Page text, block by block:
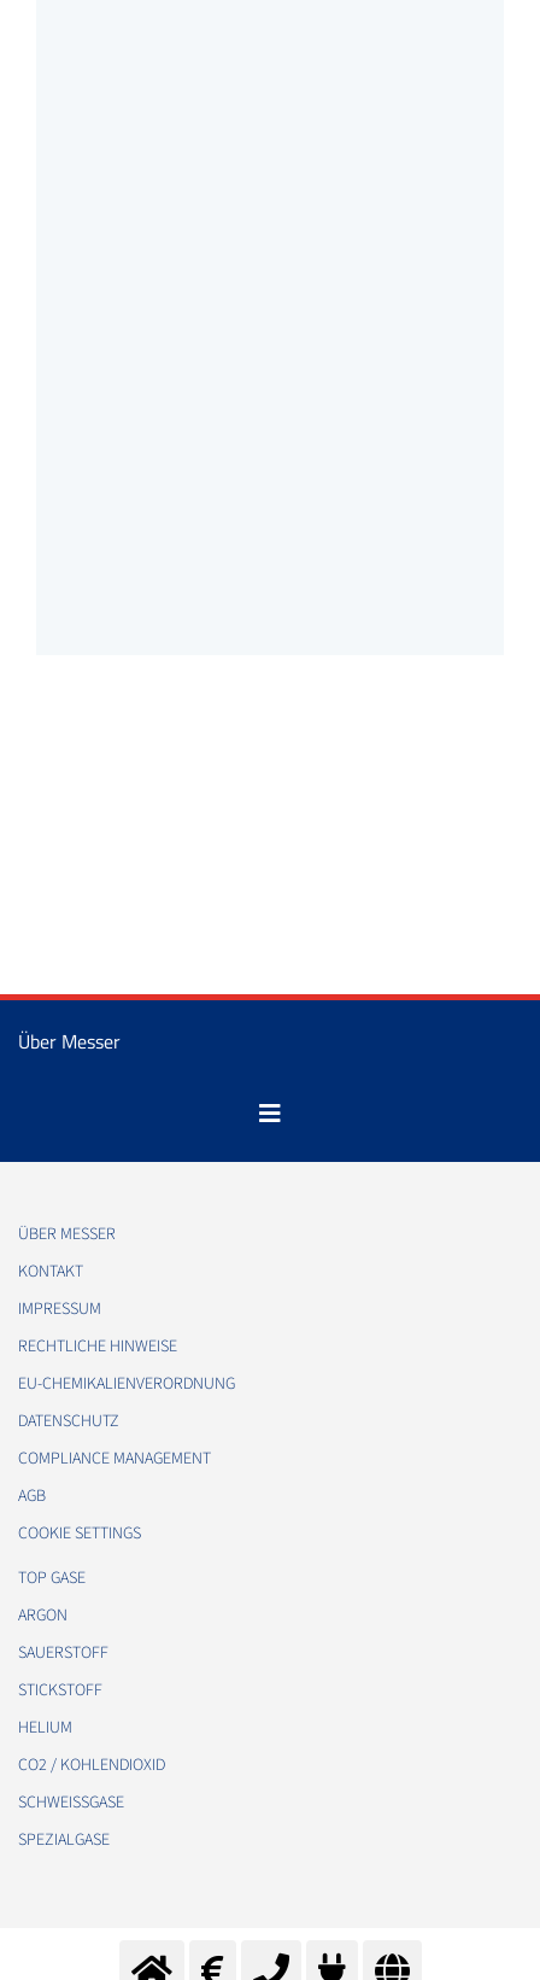
Über Messer
ÜBER MESSER
KONTAKT
IMPRESSUM
RECHTLICHE HINWEISE
EU-CHEMIKALIENVERORDNUNG
DATENSCHUTZ
COMPLIANCE MANAGEMENT
AGB
COOKIE SETTINGS
TOP GASE
ARGON
SAUERSTOFF
STICKSTOFF
HELIUM
CO2 / KOHLENDIOXID
SCHWEISSGASE
SPEZIALGASE